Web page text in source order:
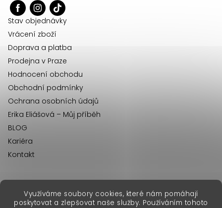
Využíváme soubory cookies, které nám pomáhají
poskytovat a zlepšovat naše služby. Používáním tohoto
Stav objednávky
Vrácení zboží
Doprava a platba
Prodejna v Praze
Hodnocení obchodu
Obchodní podmínky
Ochrana osobních údajů
Erika Eliášová – Můj příběh
BLOG
Kariéra
Kontakt
erikafashion.sk